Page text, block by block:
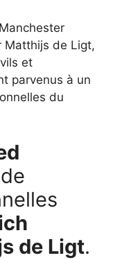
Matthijs de Ligt,
et
parvenus à un
du
de Ligt.